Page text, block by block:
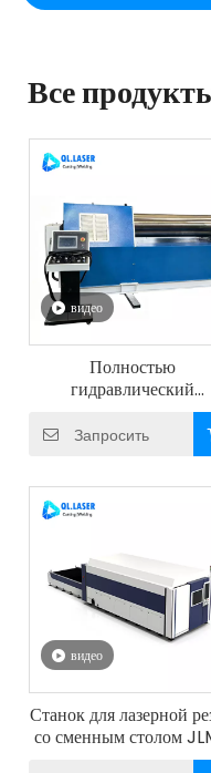
Все
видео
Полностью
гидравлический
четырехвалковый
листогибочный
4-валковая машина
Запросить
видео
Станок для лазерной
со сменным столом